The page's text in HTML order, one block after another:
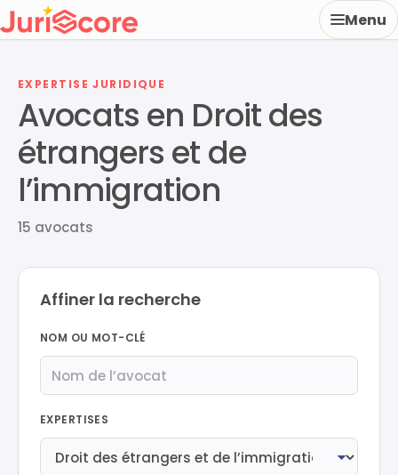
Menu
EXPERTISE JURIDIQUE
Avocats en Droit des
étrangers et de
l’immigration
15 avocats
Affiner la recherche
NOM OU MOT-CLÉ
EXPERTISES